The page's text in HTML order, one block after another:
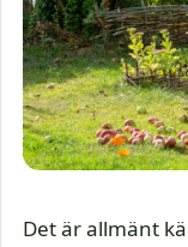
Det är allmänt